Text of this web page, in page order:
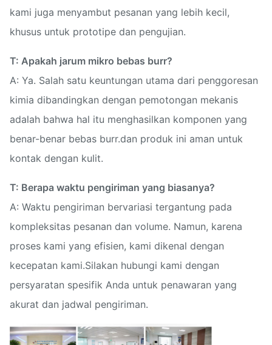
kami juga menyambut pesanan yang lebih kecil,
khusus untuk prototipe dan pengujian.
T: Apakah jarum mikro bebas burr?
A: Ya. Salah satu keuntungan utama dari penggoresan
kimia dibandingkan dengan pemotongan mekanis
adalah bahwa hal itu menghasilkan komponen yang
benar-benar bebas burr.dan produk ini aman untuk
kontak dengan kulit.
T: Berapa waktu pengiriman yang biasanya?
A: Waktu pengiriman bervariasi tergantung pada
kompleksitas pesanan dan volume. Namun, karena
proses kami yang efisien, kami dikenal dengan
kecepatan kami.Silakan hubungi kami dengan
persyaratan spesifik Anda untuk penawaran yang
akurat dan jadwal pengiriman.